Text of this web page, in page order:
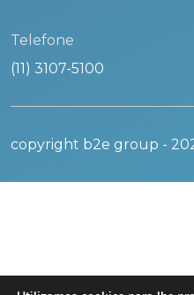
Telefone
(11) 3107-5100
copyright b2e group -